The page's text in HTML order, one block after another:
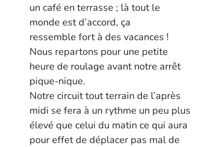
un café en terrasse ; là tout le
monde est d’accord, ça
ressemble fort à des vacances !
Nous repartons pour une petite
heure de roulage avant notre arrêt
pique-nique.
Notre circuit tout terrain de l’après
midi se fera à un rythme un peu plus
élevé que celui du matin ce qui aura
pour effet de déplacer pas mal de